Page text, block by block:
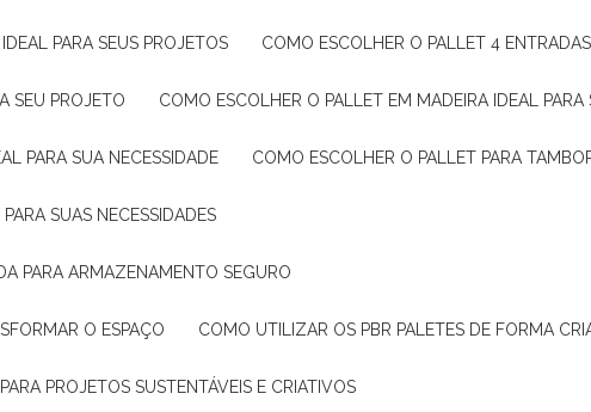
PARA SEUS PROJETOS COMO ESCOLHER O PALLET 4
SEU PROJETO COMO ESCOLHER O PALLET EM MADEIRA IDEAL PARA
PARA SUA NECESSIDADE COMO ESCOLHER O PALLET PARA
SUAS NECESSIDADES
PARA ARMAZENAMENTO SEGURO
O ESPAÇO COMO UTILIZAR OS PBR PALETES DE FORMA
PROJETOS SUSTENTÁVEIS E CRIATIVOS